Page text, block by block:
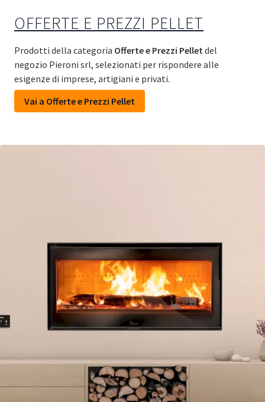
OFFERTE E PREZZI PELLET
Prodotti della categoria Offerte e Prezzi Pellet del
negozio Pieroni srl, selezionati per rispondere alle
esigenze di imprese, artigiani e privati.
Vai a Offerte e Prezzi Pellet